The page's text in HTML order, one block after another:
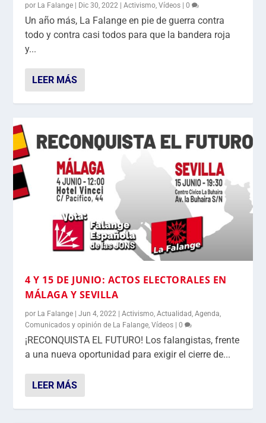
por La Falange | Dic 30, 2022 |Activismo ,Vídeos |0
Un año más, La Falange en pie de guerra contra
todo y contra casi todos para que la bandera roja
y...
LEER MÁS
4 Y 15 DE JUNIO: ACTOS ELECTORALES EN
MÁLAGA Y SEVILLA
por La Falange |Jun 4, 2022 |Activismo,Actualidad,Agenda,
Comunicados y opinión de La Falange,Vídeos |0
¡RECONQUISTA EL FUTURO! Los falangistas, frente
a una nueva oportunidad para exigir el cierre de...
LEER MÁS